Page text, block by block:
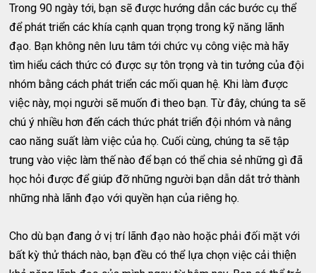
Trong 90 ngày tới, bạn sẽ được hướng dẫn các bước cụ thể
để phát triển các khía cạnh quan trọng trong kỹ năng lãnh
đạo. Bạn không nên lưu tâm tới chức vụ công việc mà hãy
tìm hiểu cách thức có được sự tôn trọng và tin tưởng của đội
nhóm bằng cách phát triển các mối quan hệ. Khi làm được
việc này, mọi người sẽ muốn đi theo bạn. Từ đây, chúng ta sẽ
chú ý nhiều hơn đến cách thức phát triển đội nhóm và nâng
cao năng suất làm việc của họ. Cuối cùng, chúng ta sẽ tập
trung vào việc làm thế nào để bạn có thể chia sẻ những gì đã
học hỏi được để giúp đỡ những người bạn dẫn dắt trở thành
những nhà lãnh đạo với quyền hạn của riêng họ.
Cho dù bạn đang ở vị trí lãnh đạo nào hoặc phải đối mặt với
bất kỳ thử thách nào, bạn đều có thể lựa chọn việc cải thiện